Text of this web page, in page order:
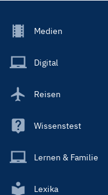
Footer
Main
Medien
Digital
Reisen
Wissenstest
Lernen & Familie
Lexika